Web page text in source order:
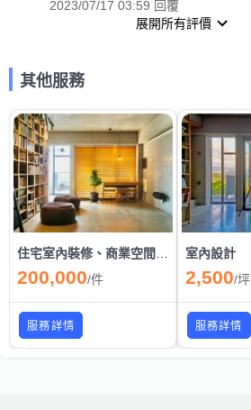
2023/07/17 03:59 回覆
展開所有評價
其他服務
200,000/件
服務詳情
室內設計
2,500/坪
服務詳情